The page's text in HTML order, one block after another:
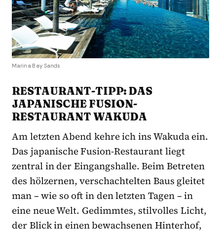
Marina Bay Sands
RESTAURANT-TIPP: DAS
JAPANISCHE FUSION-
RESTAURANT WAKUDA
Am letzten Abend kehre ich ins Wakuda ein.
Das japanische Fusion-Restaurant liegt
zentral in der Eingangshalle. Beim Betreten
des hölzernen, verschachtelten Baus gleitet
man – wie so oft in den letzten Tagen – in
eine neue Welt. Gedimmtes, stilvolles Licht,
der Blick in einen bewachsenen Hinterhof,